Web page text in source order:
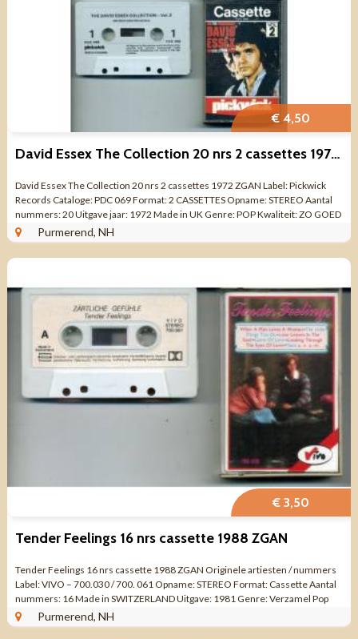
€ 4,50
David Essex The Collection 20 nrs 2 cassettes 1972 ZGAN
David Essex The Collection 20 nrs 2 cassettes 1972 ZGAN Label: Pickwick
Records Cataloge: PDC 069 Format: 2 CASSETTES Opname: STEREO Aantal
nummers: 20 Uitgave jaar: 1972 Made in UK Genre: POP Kwaliteit: ZO GOED
ALS NIEUW ...
Purmerend, NH
€ 3,50
Tender Feelings 16 nrs cassette 1988 ZGAN
Tender Feelings 16 nrs cassette 1988 ZGAN Originele artiesten / nummers
Label: VIVO – 700.030 / 700. 061 Opname: STEREO Format: Cassette Aantal
nummers: 16 Made in SWITZERLAND Uitgave: 1981 Genre: Verzamel Pop
Rock, Blues ...
Purmerend, NH